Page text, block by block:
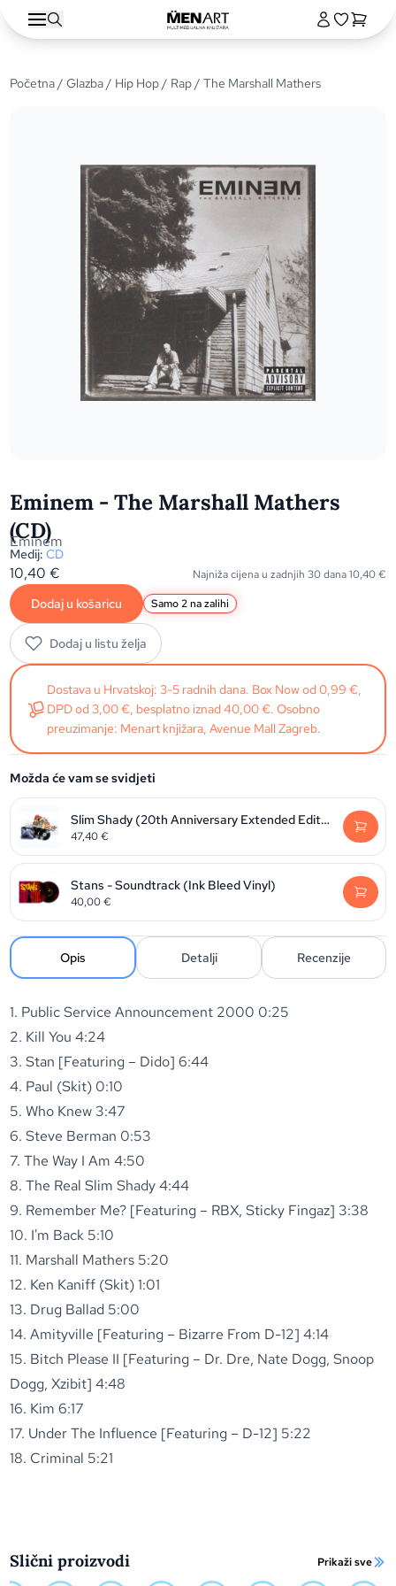
Početna/Glazba/ Hip Hop / Rap/ The Marshall Mathers
Eminem - The Marshall Mathers
(CD)
Eminem
Medij: CD
10,40€ Najniža cijena u zadnjih 30 dana10,40€
Dodaj u košaricu Samo 2 na zalihi
Dodaj u listu želja
Dostava u Hrvatskoj: 3-5 radnih dana. Box Now od 0,99 €,
DPD od 3,00 €, besplatno iznad 40,00 €. Osobno
preuzimanje: Menart knjižara, Avenue Mall Zagreb.
Možda će vam se svidjeti
Slim Shady (20th Anniversary Extended Edition 2019)
47,40€
Stans - Soundtrack (Ink Bleed Vinyl)
40,00€
Opis Detalji Recenzije
1. Public Service Announcement 2000 0:25
2. Kill You 4:24
3. Stan [Featuring – Dido] 6:44
4. Paul (Skit) 0:10
5. Who Knew 3:47
6. Steve Berman 0:53
7. The Way I Am 4:50
8. The Real Slim Shady 4:44
9. Remember Me? [Featuring – RBX, Sticky Fingaz] 3:38
10. I'm Back 5:10
11. Marshall Mathers 5:20
12. Ken Kaniff (Skit) 1:01
13. Drug Ballad 5:00
14. Amityville [Featuring – Bizarre From D-12] 4:14
15. Bitch Please II [Featuring – Dr. Dre, Nate Dogg, Snoop
Dogg, Xzibit] 4:48
16. Kim 6:17
17. Under The Influence [Featuring – D-12] 5:22
18. Criminal 5:21
Slični proizvodi Prikaži sve